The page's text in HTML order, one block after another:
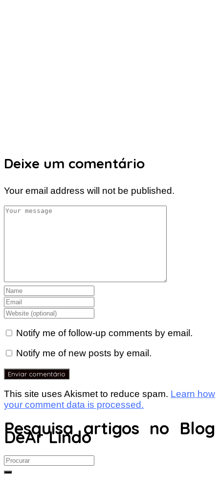
Deixe um comentário
Your email address will not be published.
Notify me of follow-up comments by email.
Notify me of new posts by email.
This site uses Akismet to reduce spam. Learn how
your comment data is processed.
Pesquisa artigos no Blog
DeAr Lindo
Search
for: